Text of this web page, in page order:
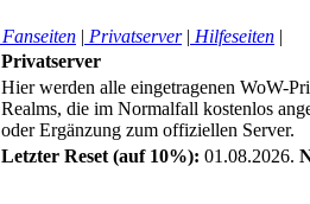
Fanseiten | Privatserver| Hilfeseiten |
Privatserver
Hier werden alle eingetragenen WoW-
Realms, die im Normalfall kostenlos
oder Ergänzung zum offiziellen Server.
Letzter Reset (auf 10%): 01.08.2026.